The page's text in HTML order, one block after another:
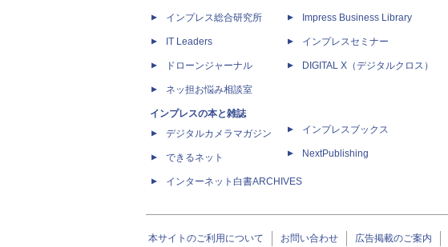
インプレス総合研究所
IT Leaders
ドローンジャーナル
ネッ担お悩み相談室
インプレスの本と雑誌
デジタルカメラマガジン
できるネット
インターネット白書ARCHIVES
Impress Business Library
インプレスセミナー
DIGITAL X（デジタルクロス）
インプレスブックス
NextPublishing
本サイトのご利用について お問い合わせ 広告掲載のご案内